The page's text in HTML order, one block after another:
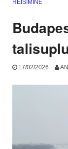
REISIMINE
17/02/2026